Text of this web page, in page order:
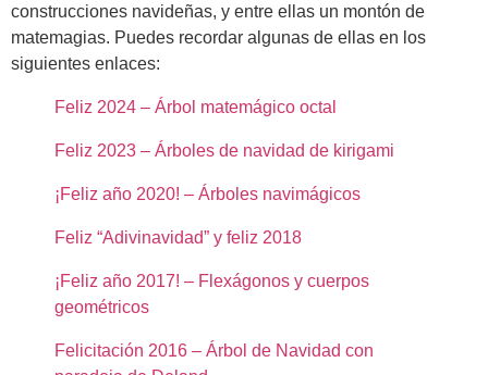
construcciones navideñas, y entre ellas un montón de
matemagias. Puedes recordar algunas de ellas en los
siguientes enlaces:
Feliz 2024 – Árbol matemágico octal
Feliz 2023 – Árboles de navidad de kirigami
¡Feliz año 2020! – Árboles navimágicos
Feliz “Adivinavidad” y feliz 2018
¡Feliz año 2017! – Flexágonos y cuerpos
geométricos
Felicitación 2016 – Árbol de Navidad con